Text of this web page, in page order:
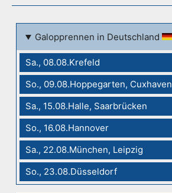
Galopprennen in Deutschland
Sa., 08.08.Krefeld
So., 09.08.Hoppegarten, Cuxhaven
Sa., 15.08.Halle, Saarbrücken
So., 16.08.Hannover
Sa., 22.08.München, Leipzig
So., 23.08.Düsseldorf